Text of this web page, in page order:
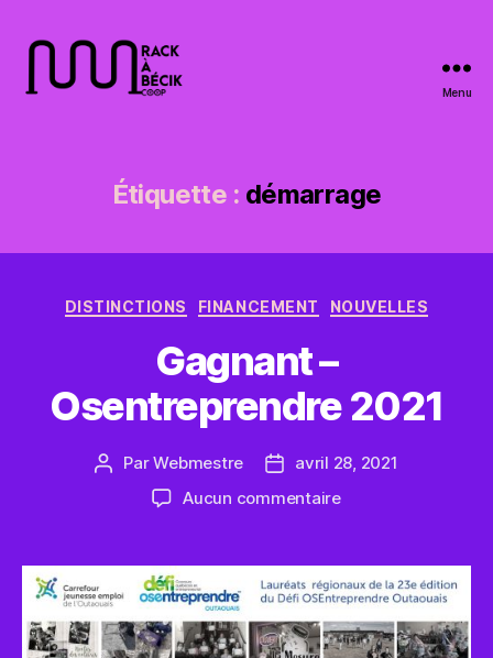
Menu
Étiquette : démarrage
Catégories
DISTINCTIONS FINANCEMENT NOUVELLES
Gagnant –
Osentreprendre 2021
Auteur
l'article
ParWebmestre
Dateavril 28, 2021
Aucun commentairesur
Osentreprendre
2021